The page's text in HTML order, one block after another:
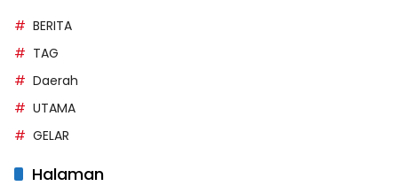
BERITA
TAG
Daerah
UTAMA
GELAR
Halaman